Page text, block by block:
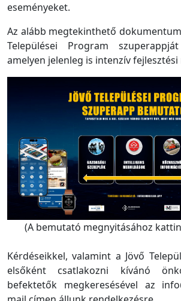
eseményeket.
Az alább megtekinthető
Települései Program
amelyen jelenleg is intenzív
(A bemutató megnyitásához
Kérdéseikkel, valamint a Jövő
elsőként csatlakozni kívánó
befektetők megkeresésével az